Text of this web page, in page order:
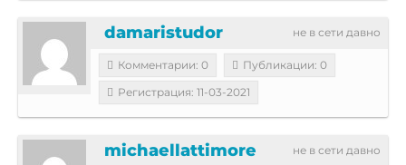
не в сети давно
damaristudor
Комментарии: 0
Публикации: 0
Регистрация: 11-03-2021
не в сети давно
michaellattimore